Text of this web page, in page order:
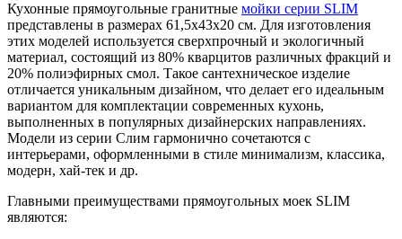
Кухонные прямоугольные гранитные мойки серии SLIM
представлены в размерах 61,5х43х20 см. Для изготовления
этих моделей используется сверхпрочный и экологичный
материал, состоящий из 80% кварцитов различных фракций и
20% полиэфирных смол. Такое сантехническое изделие
отличается уникальным дизайном, что делает его идеальным
вариантом для комплектации современных кухонь,
выполненных в популярных дизайнерских направлениях.
Модели из серии Слим гармонично сочетаются с
интерьерами, оформленными в стиле минимализм, классика,
модерн, хай-тек и др.
Главными преимуществами прямоугольных моек SLIM
являются: